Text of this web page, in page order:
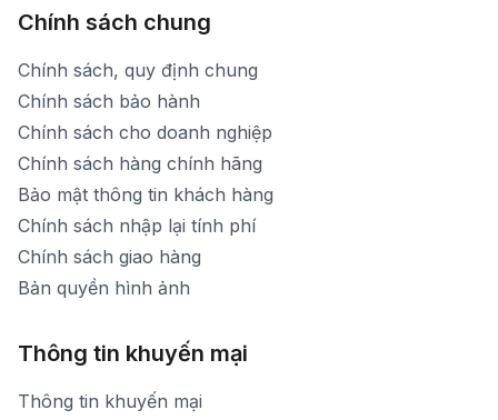
Chính sách chung
Chính sách, quy định chung
Chính sách bảo hành
Chính sách cho doanh nghiệp
Chính sách hàng chính hãng
Bảo mật thông tin khách hàng
Chính sách nhập lại tính phí
Chính sách giao hàng
Bản quyền hình ảnh
Thông tin khuyến mại
Thông tin khuyến mại